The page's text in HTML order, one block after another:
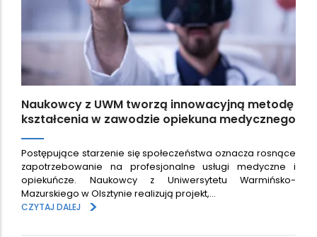
Naukowcy z UWM tworzą innowacyjną metodę
kształcenia w zawodzie opiekuna medycznego
Postępujące starzenie się społeczeństwa oznacza rosnące
zapotrzebowanie na profesjonalne usługi medyczne i
opiekuńcze. Naukowcy z Uniwersytetu Warmińsko-
Mazurskiego w Olsztynie realizują projekt,…
CZYTAJ DALEJ
>